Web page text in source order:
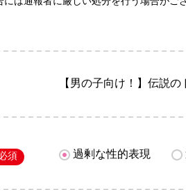
【男の子向け！】伝説
須 過剰な性的表現